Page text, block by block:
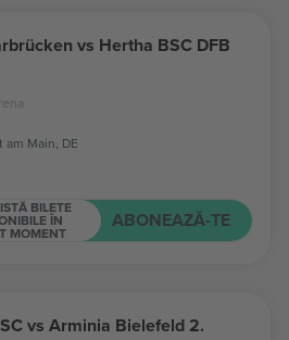
vs Hertha BSC DFB
am Main, DE
BILETE
ÎN
MOMENT
ABONEAZĂ-TE
vs Arminia Bielefeld 2.